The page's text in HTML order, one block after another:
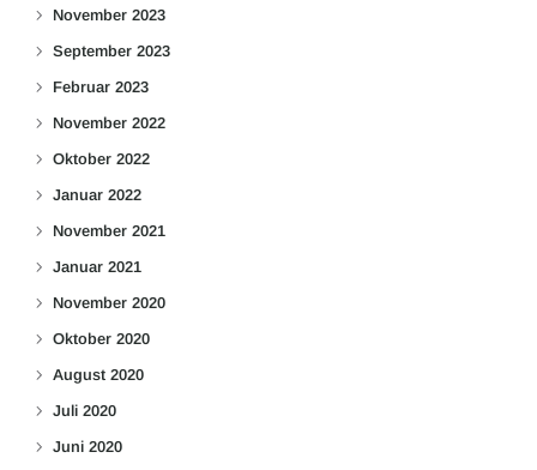
November 2023
September 2023
Februar 2023
November 2022
Oktober 2022
Januar 2022
November 2021
Januar 2021
November 2020
Oktober 2020
August 2020
Juli 2020
Juni 2020